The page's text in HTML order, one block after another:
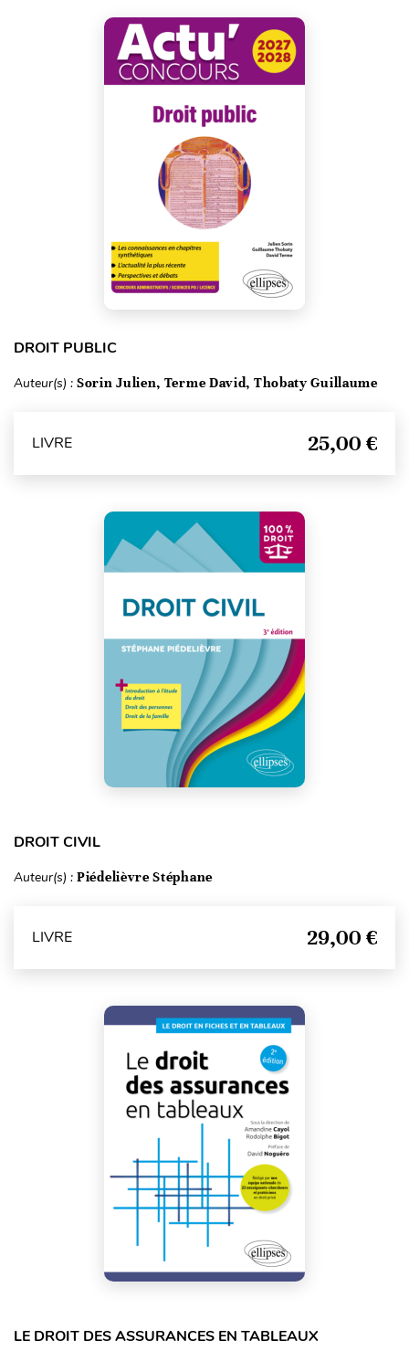
DROIT PUBLIC
Auteur(s) : Sorin Julien, Terme David, Thobaty Guillaume
LIVRE 25,00 €
DROIT CIVIL
Auteur(s) : Piédelièvre Stéphane
LIVRE 29,00 €
LE DROIT DES ASSURANCES EN TABLEAUX